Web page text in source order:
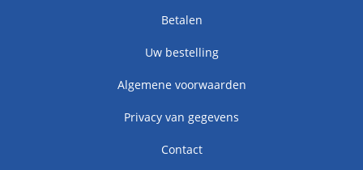
Betalen
Uw bestelling
Algemene voorwaarden
Privacy van gegevens
Contact